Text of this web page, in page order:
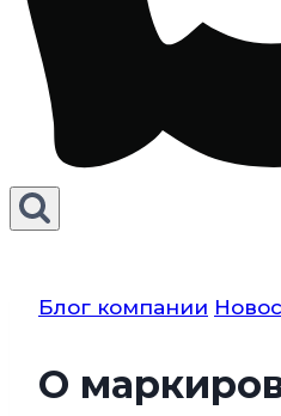
Блог компании
О